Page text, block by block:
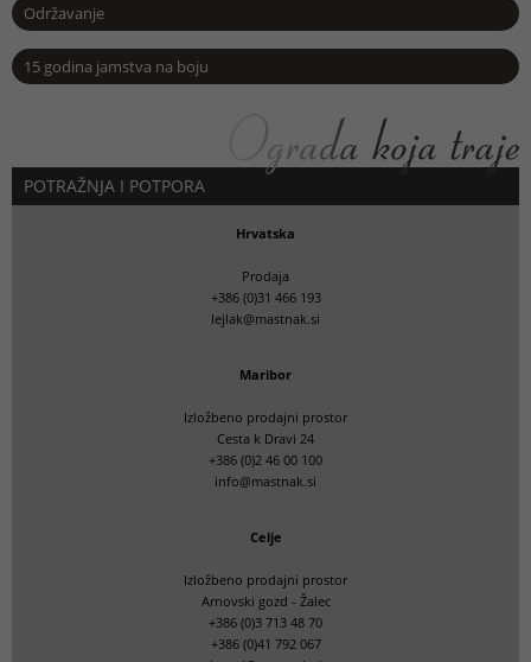
Održavanje
15 godina jamstva na boju
POTRAŽNJA I POTPORA
Hrvatska
Prodaja
+386 (0)31 466 193
lejlak@mastnak.si
Maribor
Izložbeno prodajni prostor
Cesta k Dravi 24
+386 (0)2 46 00 100
info@mastnak.si
Celje
Izložbeno prodajni prostor
Arnovski gozd - Žalec
+386 (0)3 713 48 70
+386 (0)41 792 067